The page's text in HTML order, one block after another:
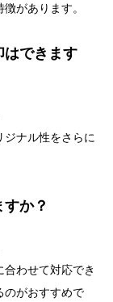
があります。
はできます
ジナル性をさらに
か？
わせて対応でき
のがおすすめで